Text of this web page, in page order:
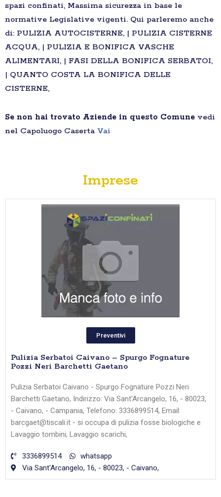
spazi confinati, Massima sicurezza in base le
normative Legislative vigenti. Qui parleremo anche
di: PULIZIA AUTOCISTERNE, | PULIZIA CISTERNE
ACQUA, | PULIZIA E BONIFICA VASCHE
ALIMENTARI, | FASI DELLA BONIFICA SERBATOI,
| QUANTO COSTA LA BONIFICA DELLE
CISTERNE,
Se non hai trovato Aziende in questo Comune vedi
nel Capoluogo Caserta Vai
Imprese
Preventivi
Pulizia Serbatoi Caivano – Spurgo Fognature
Pozzi Neri Barchetti Gaetano
Pulizia Serbatoi Caivano - Spurgo Fognature Pozzi Neri
Barchetti Gaetano, Indirizzo: Via Sant'Arcangelo, 16, - 80023,
- Caivano, - Campania, Telefono: 3336899514, Email:
barcgaet@tiscali.it - si occupa di pulizia fosse biologiche e
Lavaggio tombini, Lavaggio scarichi,
3336899514
whatsapp
Via Sant'Arcangelo, 16, - 80023, - Caivano,